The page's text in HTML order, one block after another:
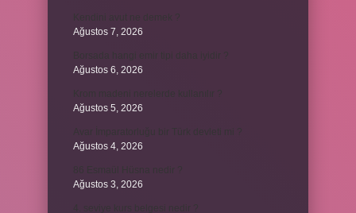
Ağustos 7, 2026
Ağustos 6, 2026
Ağustos 5, 2026
Ağustos 4, 2026
Ağustos 3, 2026